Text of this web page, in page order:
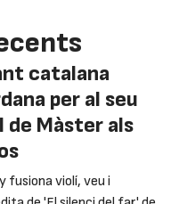
catalana
per al seu
de Màster als
fusiona violí, veu i